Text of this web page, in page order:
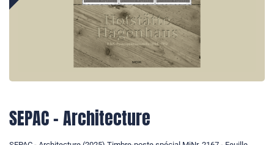
SEPAC - Architecture